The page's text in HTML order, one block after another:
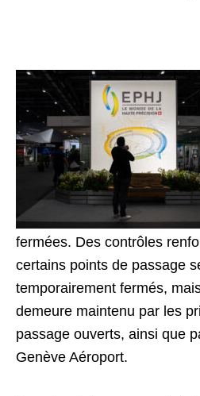
fermées. Des contrôles
certains points de passage
temporairement fermés,
demeure maintenu par les
passage ouverts, ainsi que
Genève Aéroport.